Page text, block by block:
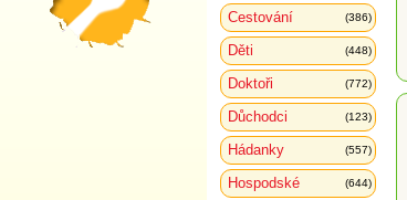
Cestování (386)
Děti (448)
Doktoři (772)
Důchodci (123)
Hádanky (557)
Hospodské (644)